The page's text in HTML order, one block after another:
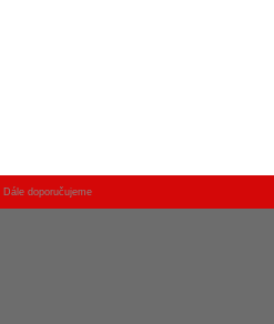
Dále doporučujeme